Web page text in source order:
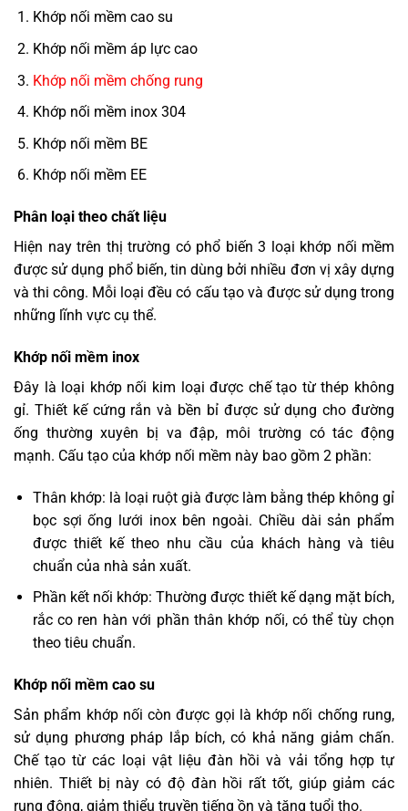
Khớp nối mềm cao su
Khớp nối mềm áp lực cao
Khớp nối mềm chống rung
Khớp nối mềm inox 304
Khớp nối mềm BE
Khớp nối mềm EE
Phân loại theo chất liệu
Hiện nay trên thị trường có phổ biến 3 loại khớp nối mềm
được sử dụng phổ biến, tin dùng bởi nhiều đơn vị xây dựng
và thi công. Mỗi loại đều có cấu tạo và được sử dụng trong
những lĩnh vực cụ thể.
Khớp nối mềm inox
Đây là loại khớp nối kim loại được chế tạo từ thép không
gỉ. Thiết kế cứng rắn và bền bỉ được sử dụng cho đường
ống thường xuyên bị va đập, môi trường có tác động
mạnh. Cấu tạo của khớp nối mềm này bao gồm 2 phần:
Thân khớp: là loại ruột già được làm bằng thép không gỉ
bọc sợi ống lưới inox bên ngoài. Chiều dài sản phẩm
được thiết kế theo nhu cầu của khách hàng và tiêu
chuẩn của nhà sản xuất.
Phần kết nối khớp: Thường được thiết kế dạng mặt bích,
rắc co ren hàn với phần thân khớp nối, có thể tùy chọn
theo tiêu chuẩn.
Khớp nối mềm cao su
Sản phẩm khớp nối còn được gọi là khớp nối chống rung,
sử dụng phương pháp lắp bích, có khả năng giảm chấn.
Chế tạo từ các loại vật liệu đàn hồi và vải tổng hợp tự
nhiên. Thiết bị này có độ đàn hồi rất tốt, giúp giảm các
rung động, giảm thiểu truyền tiếng ồn và tăng tuổi thọ.